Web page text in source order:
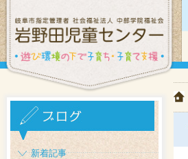
新着記事